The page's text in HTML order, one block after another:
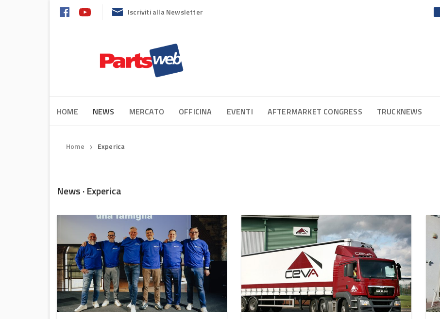
Iscriviti alla Newsletter
HOME NEWS MERCATO OFFICINA EVENTI AFTERMARKET CONGRESS TRUCKNEWS
Home ❯ Experica
News · Experica